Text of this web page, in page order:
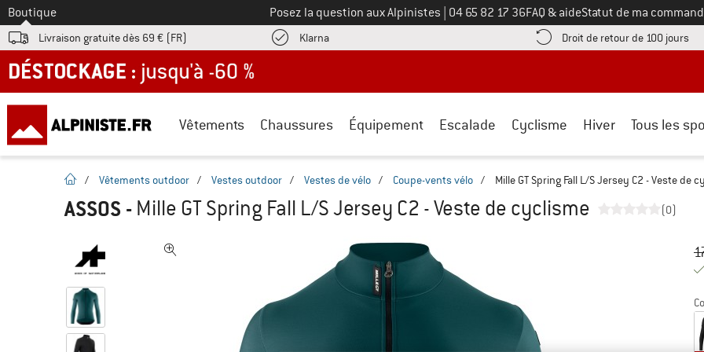
Vers le
Boutique Posez la question aux Alpinistes Appelez-nous au
04 65 82 17 36FAQ & aideStatut de ma
Livraison gratuite dès 69 € (FR) KlarnaTrouve les informations de paiement ici ! Ouvre une boîte d'information
Droit de retour de 100 jours
DÉSTOCKAGE : jusqu'à -60 %
Vêtements Chaussures Équipement Escalade Cyclisme Hiver Tous les
Page d'accueil
/ Vêtements outdoor / Vestes outdoor / Vestes de vélo / Coupe-vents vélo / Mille GT Spring Fall L/S Jersey C2 - Veste de
ASSOS - Mille GT Spring Fall L/S Jersey C2 - Veste de cyclisme (0)